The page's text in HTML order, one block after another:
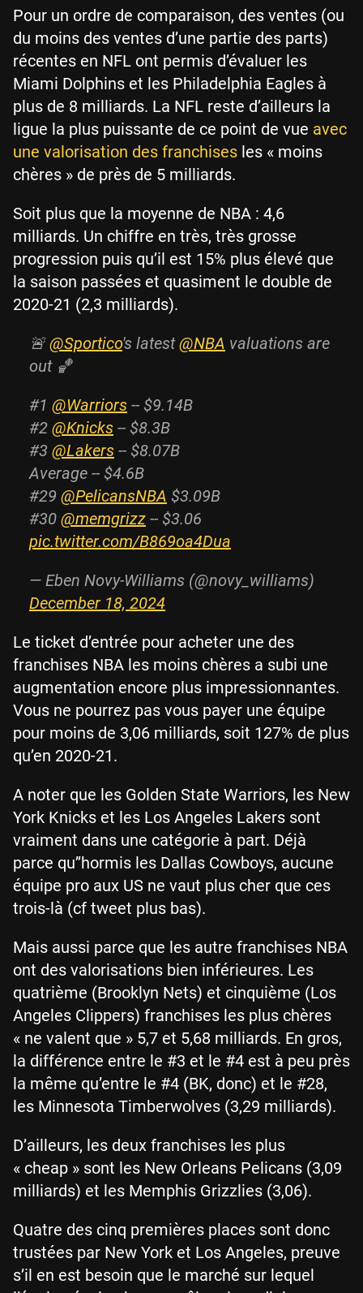
Pour un ordre de comparaison, des ventes (ou
du moins des ventes d’une partie des parts)
récentes en NFL ont permis d’évaluer les
Miami Dolphins et les Philadelphia Eagles à
plus de 8 milliards. La NFL reste d’ailleurs la
ligue la plus puissante de ce point de vue avec
une valorisation des franchises les « moins
chères » de près de 5 milliards.
Soit plus que la moyenne de NBA : 4,6
milliards. Un chiffre en très, très grosse
progression puis qu’il est 15% plus élevé que
la saison passées et quasiment le double de
2020-21 (2,3 milliards).
🚨@Sportico's latest@NBA valuations are
out 🏀
#1 @Warriors -- $9.14B
#2 @Knicks -- $8.3B
#3 @Lakers -- $8.07B
Average -- $4.6B
#29 @PelicansNBA $3.09B
#30 @memgrizz -- $3.06
pic.twitter.com/B869oa4Dua
— Eben Novy-Williams (@novy_williams)
December 18, 2024
Le ticket d’entrée pour acheter une des
franchises NBA les moins chères a subi une
augmentation encore plus impressionnantes.
Vous ne pourrez pas vous payer une équipe
pour moins de 3,06 milliards, soit 127% de plus
qu’en 2020-21.
A noter que les Golden State Warriors, les New
York Knicks et les Los Angeles Lakers sont
vraiment dans une catégorie à part. Déjà
parce qu’’hormis les Dallas Cowboys, aucune
équipe pro aux US ne vaut plus cher que ces
trois-là (cf tweet plus bas).
Mais aussi parce que les autre franchises NBA
ont des valorisations bien inférieures. Les
quatrième (Brooklyn Nets) et cinquième (Los
Angeles Clippers) franchises les plus chères
« ne valent que » 5,7 et 5,68 milliards. En gros,
la différence entre le #3 et le #4 est à peu près
la même qu’entre le #4 (BK, donc) et le #28,
les Minnesota Timberwolves (3,29 milliards).
D’ailleurs, les deux franchises les plus
« cheap » sont les New Orleans Pelicans (3,09
milliards) et les Memphis Grizzlies (3,06).
Quatre des cinq premières places sont donc
trustées par New York et Los Angeles, preuve
s’il en est besoin que le marché sur lequel